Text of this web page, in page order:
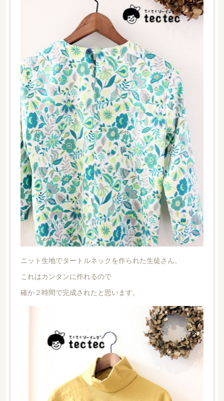
ニット生地でタートルネックを作られた生徒さん。
これはカンタンに作れるので
確か２時間で完成されたと思います。